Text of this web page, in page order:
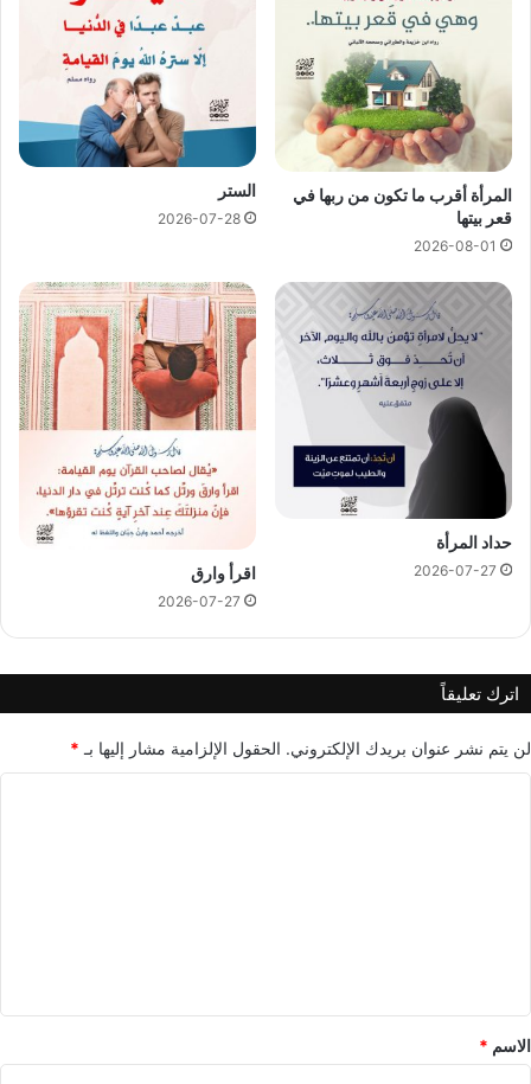
المرأة أقرب ما تكون من ربها في
قعر بيتها
2026-08-01
الستر
2026-07-28
حداد المرأة
2026-07-27 اقرأ وارق
2026-07-27
اترك تعليقاً
لن يتم نشر عنوان بريدك الإلكتروني. الحقول الإلزامية مشار إليها بـ *
*
الاسم *